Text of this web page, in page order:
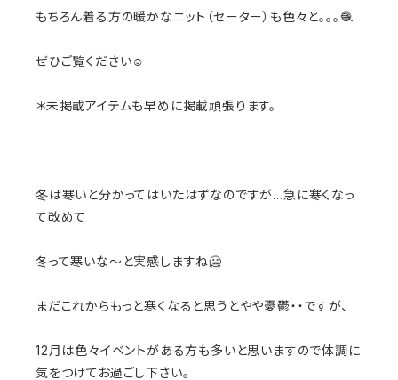
もちろん着る方の暖かなニット（セーター）も色々と。。。🧶
ぜひご覧ください☺️
＊未掲載アイテムも早めに掲載頑張ります。
冬は寒いと分かってはいたはずなのですが…急に寒くなっ
て改めて
冬って寒いな〜と実感しますね🥶
まだこれからもっと寒くなると思うとやや憂鬱・・ですが、
12月は色々イベントがある方も多いと思いますので体調に
気をつけてお過ごし下さい。